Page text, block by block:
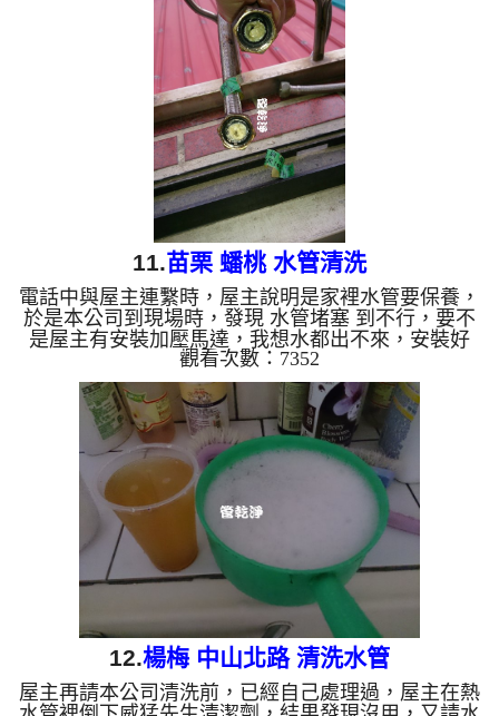
11.苗栗 蟠桃 水管清洗
電話中與屋主連繫時，屋主說明是家裡水管要保養，
於是本公司到現場時，發現 水管堵塞 到不行，要不
是屋主有安裝加壓馬達，我想水都出不來，安裝好
洗水管 機器後，雖然打出來的 管底水 不如預期的骯
髒，但是看看第一圖，管路完全堵塞，真是誇張...
清洗水管 水管清洗 洗水管 熱水管堵塞 熱水忽冷忽熱
...
觀看次數：7352
12.楊梅 中山北路 清洗水管
屋主再請本公司清洗前，已經自己處理過，屋主在熱